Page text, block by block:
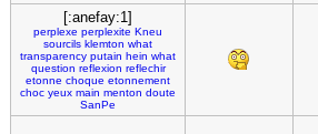
[:anefay:1]
perplexe perplexite Kneu
sourcils klemton what
transparency putain hein what
question reflexion reflechir
etonne choque etonnement
choc yeux main menton doute
SanPe